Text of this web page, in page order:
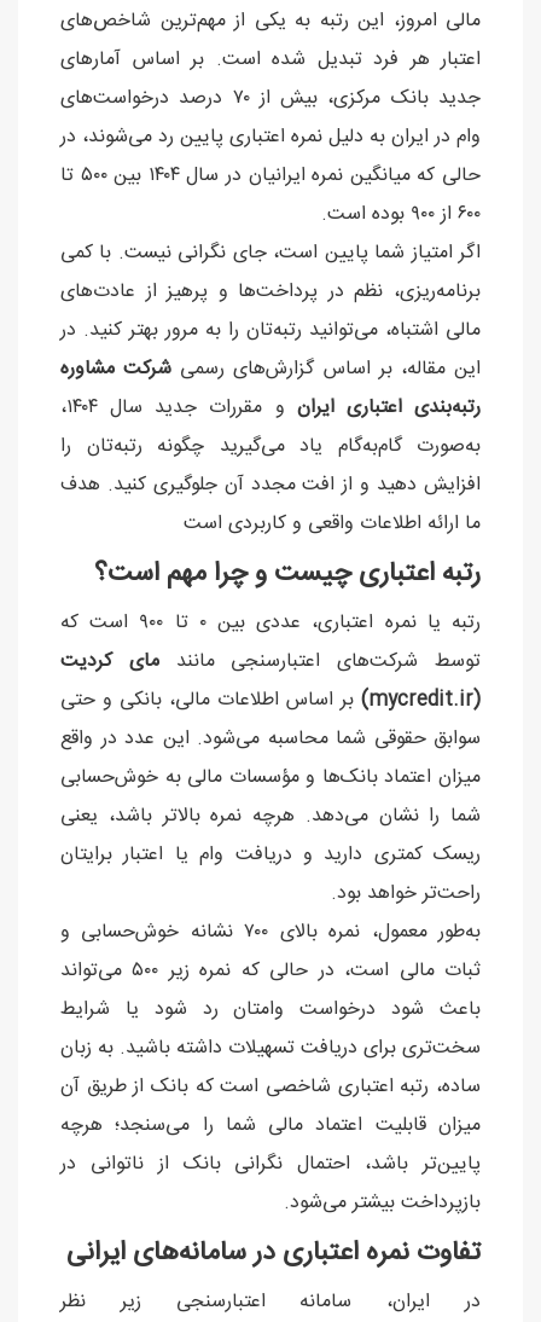
مالی امروز، این رتبه به یکی از مهم‌ترین شاخص‌های
اعتبار هر فرد تبدیل شده است. بر اساس آمارهای
جدید بانک مرکزی، بیش از ۷۰ درصد درخواست‌های
وام در ایران به دلیل نمره اعتباری پایین رد می‌شوند، در
حالی که میانگین نمره ایرانیان در سال ۱۴۰۴ بین ۵۰۰ تا
۶۰۰ از ۹۰۰ بوده است.
اگر امتیاز شما پایین است، جای نگرانی نیست. با کمی
برنامه‌ریزی، نظم در پرداخت‌ها و پرهیز از عادت‌های
مالی اشتباه، می‌توانید رتبه‌تان را به مرور بهتر کنید. در
این مقاله، بر اساس گزارش‌های رسمی شرکت مشاوره
رتبه‌بندی اعتباری ایران
و مقررات جدید سال ۱۴۰۴،
به‌صورت گام‌به‌گام یاد می‌گیرید چگونه رتبه‌تان را
افزایش دهید و از افت مجدد آن جلوگیری کنید. هدف
ما ارائه اطلاعات واقعی و کاربردی است
رتبه اعتباری چیست و چرا مهم است؟
رتبه یا نمره اعتباری، عددی بین ۰ تا ۹۰۰ است که
توسط شرکت‌های اعتبارسنجی مانندمای کردیت
(mycredit.ir)
بر اساس اطلاعات مالی، بانکی و حتی
سوابق حقوقی شما محاسبه می‌شود. این عدد در واقع
میزان اعتماد بانک‌ها و مؤسسات مالی به خوش‌حسابی
شما را نشان می‌دهد. هرچه نمره بالاتر باشد، یعنی
ریسک کمتری دارید و دریافت وام یا اعتبار برایتان
راحت‌تر خواهد بود.
به‌طور معمول، نمره بالای ۷۰۰ نشانه خوش‌حسابی و
ثبات مالی است، در حالی که نمره زیر ۵۰۰ می‌تواند
باعث شود درخواست وامتان رد شود یا شرایط
سخت‌تری برای دریافت تسهیلات داشته باشید. به زبان
ساده، رتبه اعتباری شاخصی است که بانک از طریق آن
میزان قابلیت اعتماد مالی شما را می‌سنجد؛ هرچه
پایین‌تر باشد، احتمال نگرانی بانک از ناتوانی در
بازپرداخت بیشتر می‌شود.
تفاوت نمره اعتباری در سامانه‌های ایرانی
در ایران، سامانه اعتبارسنجی زیر نظر